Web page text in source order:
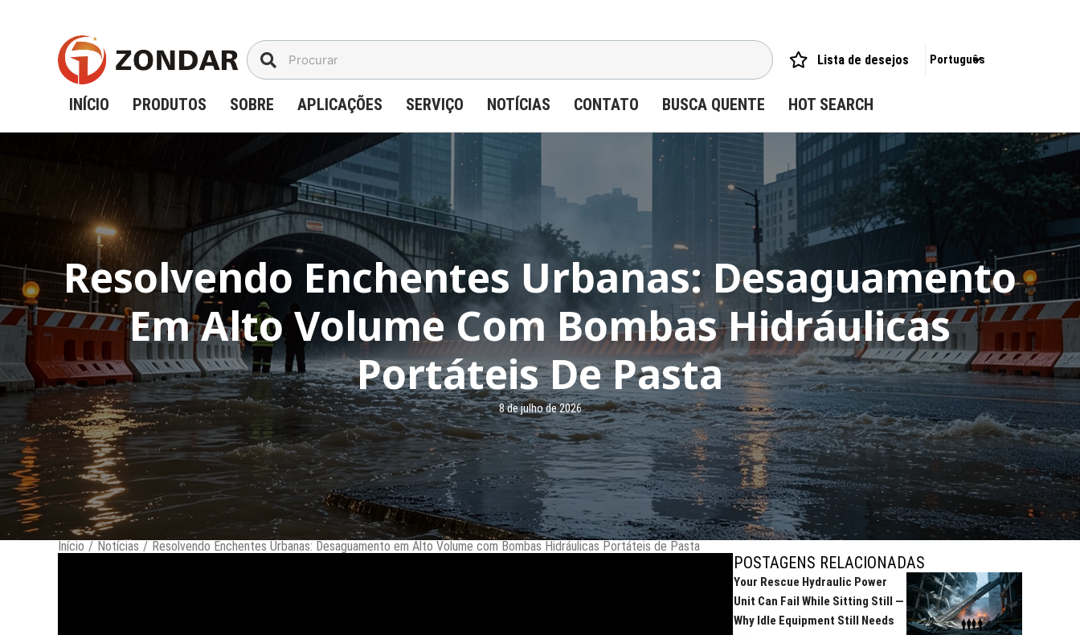
Lista de desejos Português
INÍCIO PRODUTOS SOBRE APLICAÇÕES SERVIÇO NOTÍCIAS CONTATO BUSCA QUENTE HOT SEARCH
Resolvendo Enchentes Urbanas: Desaguamento
Em Alto Volume Com Bombas Hidráulicas
Portáteis De Pasta
8 de julho de 2026
Início / Notícias / Resolvendo Enchentes Urbanas: Desaguamento em Alto Volume com Bombas Hidráulicas Portáteis de Pasta
POSTAGENS RELACIONADAS
Your Rescue Hydraulic Power
Unit Can Fail While Sitting Still —
Why Idle Equipment Still Needs